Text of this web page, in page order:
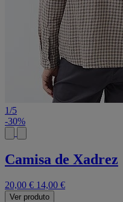
1/5
-30%
Camisa de Xadrez
20,00 € 14,00 €
Ver produto